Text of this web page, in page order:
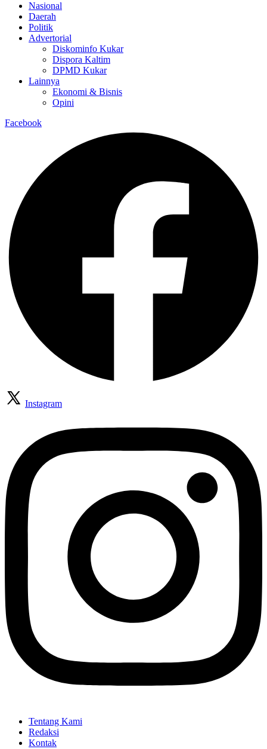
Nasional
Daerah
Politik
Advertorial
Diskominfo Kukar
Dispora Kaltim
DPMD Kukar
Lainnya
Ekonomi & Bisnis
Opini
Facebook
Instagram
Tentang Kami
Redaksi
Kontak